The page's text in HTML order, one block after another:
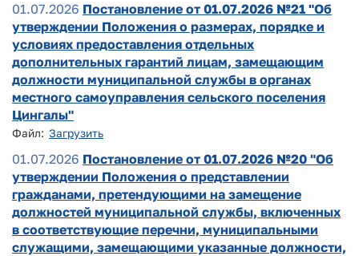
01.07.2026 Постановление от 01.07.2026 №21 "Об
утверждении Положения о размерах, порядке и
условиях предоставления отдельных
дополнительных гарантий лицам, замещающим
должности муниципальной службы в органах
местного самоуправления сельского поселения
Цингалы"
Файл: Загрузить
01.07.2026 Постановление от 01.07.2026 №20 "Об
утверждении Положения о представлении
гражданами, претендующими на замещение
должностей муниципальной службы, включенных
в соответствующие перечни, муниципальными
служащими, замещающими указанные должности,